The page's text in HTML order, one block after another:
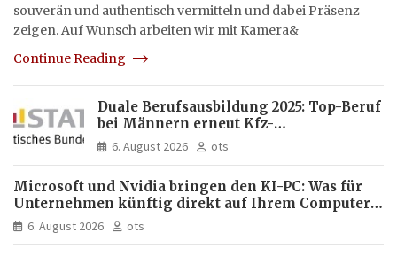
souverän und authentisch vermitteln und dabei Präsenz
zeigen. Auf Wunsch arbeiten wir mit Kamera&
Continue Reading
Duale Berufsausbildung 2025: Top-Beruf
bei Männern erneut Kfz-
Mechatroniker, bei Frauen
medizinische Fachangestellte
6. August 2026 ots
Microsoft und Nvidia bringen den KI-PC: Was für
Unternehmen künftig direkt auf Ihrem Computer
läuft und was weiter in der Cloud bleibt
6. August 2026 ots